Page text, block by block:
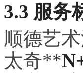
3.3 服务
顺德艺
太奇**